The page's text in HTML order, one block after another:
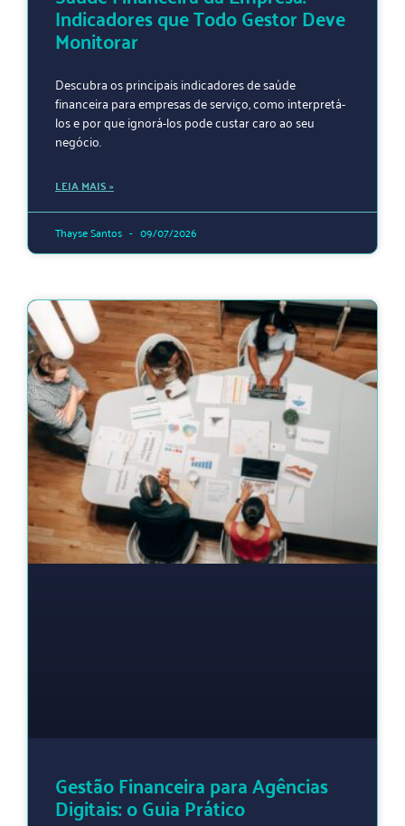
Indicadores que Todo Gestor Deve
Monitorar
Descubra os principais indicadores de saúde
financeira para empresas de serviço, como interpretá-
los e por que ignorá-los pode custar caro ao seu
negócio.
LEIA MAIS »
Thayse Santos 09/07/2026
Gestão Financeira para Agências
Digitais: o Guia Prático